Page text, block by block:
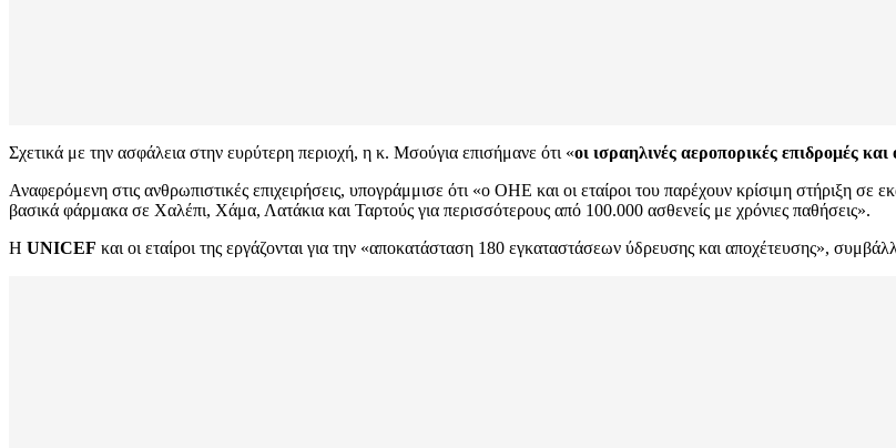
Σχετικά με την ασφάλεια στην ευρύτερη περιοχή, η κ. Μσούγια επισήμανε ότι «οι ισραηλινές αεροπορικές επιδρομές
Αναφερόμενη στις ανθρωπιστικές επιχειρήσεις, υπογράμμισε ότι «ο ΟΗΕ και οι εταίροι του παρέχουν κρίσιμη στήριξη
βασικά φάρμακα σε Χαλέπι, Χάμα, Λατάκια και Ταρτούς για περισσότερους από 100.000 ασθενείς με χρόνιες παθήσεις».
Η UNICEF και οι εταίροι της εργάζονται για την «αποκατάσταση 180 εγκαταστάσεων ύδρευσης και αποχέτευσης»,